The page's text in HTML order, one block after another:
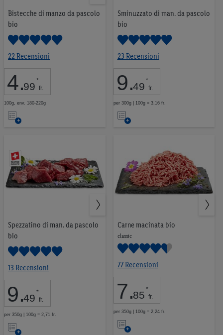
Bistecche di manzo da pascolo
bio
22 Recensioni
4.99 *
fr.
100g, env. 180-220g
Nell’elenco
Sminuzzato di man. da pascolo
bio
23 Recensioni
9.49 *
fr.
per 300g | 100g = 3,16 fr.
Nell’elenco
Spezzatino di man. da pascolo
bio
13 Recensioni
9.49 *
fr.
per 350g | 100g = 2,71 fr.
Nell’elenco
Carne macinata bio
classic
77 Recensioni
7.85 *
fr.
per 350g | 100g = 2,24 fr.
Nell’elenco
momento con effetto per il futuro.Le note legali sono
disponibili qui.